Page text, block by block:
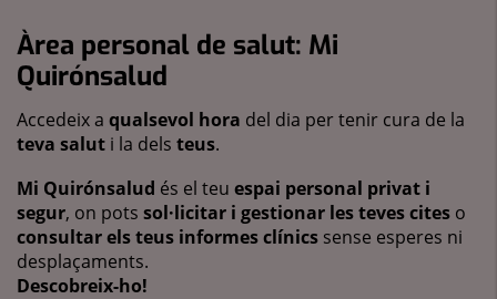
Àrea personal de salut: Mi
Quirónsalud
Accedeix a qualsevol hora del dia per tenir cura de la
teva salut i la dels teus.
Mi Quirónsalud és el teu espai personal privat i
segur, on pots sol·licitar i gestionar les teves cites o
consultar els teus informes clínics sense esperes ni
desplaçaments.
Descobreix-ho!